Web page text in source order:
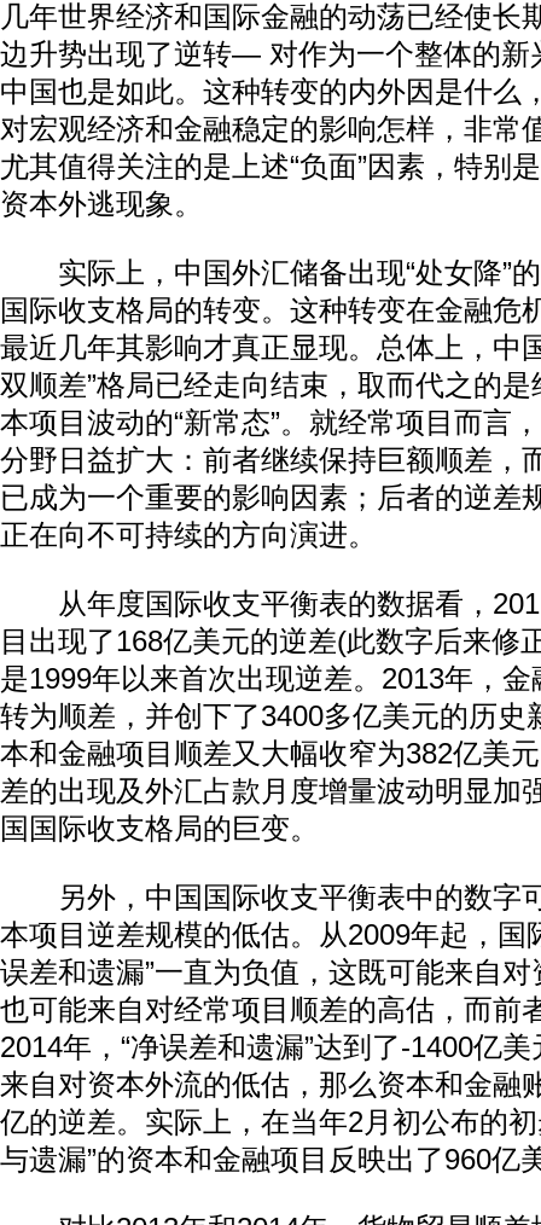
几年世界经济和国际金融的动荡已经使长
边升势出现了逆转— 对作为一个整体的新
中国也是如此。这种转变的内外因是什么
对宏观经济和金融稳定的影响怎样，非常
尤其值得关注的是上述“负面”因素，特别
资本外逃现象。
实际上，中国外汇储备出现“处女降”
国际收支格局的转变。这种转变在金融危
最近几年其影响才真正显现。总体上，中
双顺差”格局已经走向结束，取而代之的
本项目波动的“新常态”。就经常项目而言
分野日益扩大：前者继续保持巨额顺差，
已成为一个重要的影响因素；后者的逆差
正在向不可持续的方向演进。
从年度国际收支平衡表的数据看，
目出现了168亿美元的逆差(此数字后来修
是1999年以来首次出现逆差。2013年，
转为顺差，并创下了3400多亿美元的历史
本和金融项目顺差又大幅收窄为382亿美
差的出现及外汇占款月度增量波动明显加
国国际收支格局的巨变。
另外，中国国际收支平衡表中的数字
本项目逆差规模的低估。从2009年起，国
误差和遗漏”一直为负值，这既可能来自
也可能来自对经常项目顺差的高估，而前
2014年，“净误差和遗漏”达到了-1400亿
来自对资本外流的低估，那么资本和金融
亿的逆差。实际上，在当年2月初公布的
与遗漏”的资本和金融项目反映出了960亿
动物系恋人啊 | 钟欣潼体验爱情哲学